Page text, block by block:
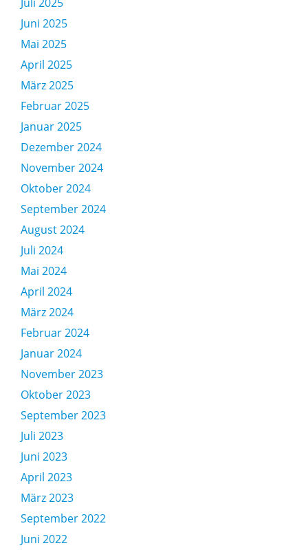
Juni 2025
Mai 2025
April 2025
März 2025
Februar 2025
Januar 2025
Dezember 2024
November 2024
Oktober 2024
September 2024
August 2024
Juli 2024
Mai 2024
April 2024
März 2024
Februar 2024
Januar 2024
November 2023
Oktober 2023
September 2023
Juli 2023
Juni 2023
April 2023
März 2023
September 2022
Juni 2022